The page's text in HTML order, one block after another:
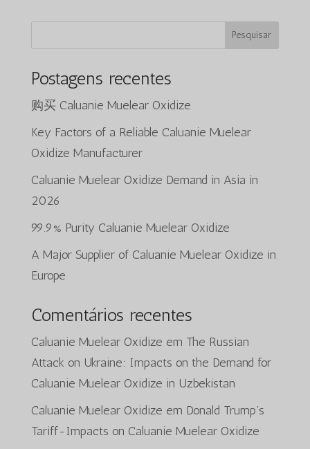
Pesquisar
Postagens recentes
购买 Caluanie Muelear Oxidize
Key Factors of a Reliable Caluanie Muelear
Oxidize Manufacturer
Caluanie Muelear Oxidize Demand in Asia in
2026
99.9% Purity Caluanie Muelear Oxidize
A Major Supplier of Caluanie Muelear Oxidize in
Europe
Comentários recentes
Caluanie Muelear Oxidize em The Russian
Attack on Ukraine: Impacts on the Demand for
Caluanie Muelear Oxidize in Uzbekistan
Caluanie Muelear Oxidize em Donald Trump’s
Tariff-Impacts on Caluanie Muelear Oxidize